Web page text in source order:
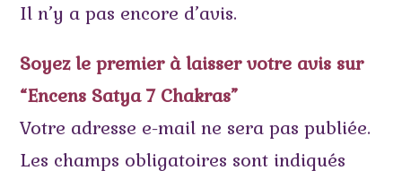
Il n’y a pas encore d’avis.
Soyez le premier à laisser votre avis sur
“Encens Satya 7 Chakras”
Votre adresse e-mail ne sera pas publiée.
Les champs obligatoires sont indiqués